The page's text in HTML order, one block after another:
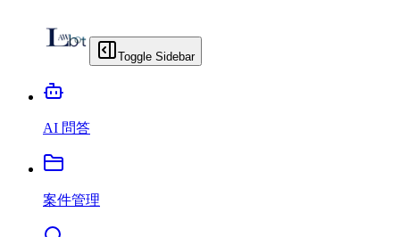
Toggle Sidebar
AI 問答
案件管理